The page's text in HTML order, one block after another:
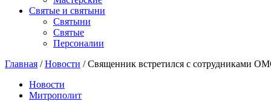
Святые и святыни
Cвятыни
Cвятые
Персоналии
Главная /Новости /Священник встретился с сотрудниками
Новости
Митрополит